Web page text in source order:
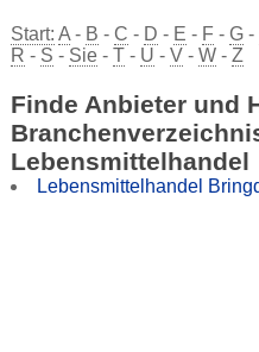
Start: A- B - C - D - E - F - G-
R - S - Sie- T- U - V- W- Z
Finde Anbieter und
Lebensmittelhandel
Lebensmittelhandel